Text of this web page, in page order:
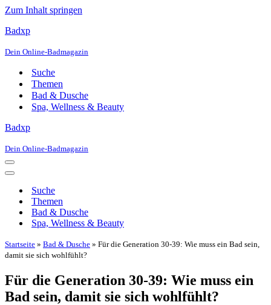
Zum Inhalt springen
Badxp
Dein Online-Badmagazin
Suche
Themen
Bad & Dusche
Spa, Wellness & Beauty
Badxp
Dein Online-Badmagazin
Navigationsmenü
Navigationsmenü
Suche
Themen
Bad & Dusche
Spa, Wellness & Beauty
Startseite » Bad & Dusche » Für die Generation 30-39: Wie muss ein Bad sein,
damit sie sich wohlfühlt?
Für die Generation 30-39: Wie muss ein
Bad sein, damit sie sich wohlfühlt?